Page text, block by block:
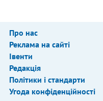
Про нас
Реклама на сайті
Івенти
Редакція
Політики і стандарти
Угода конфіденційності